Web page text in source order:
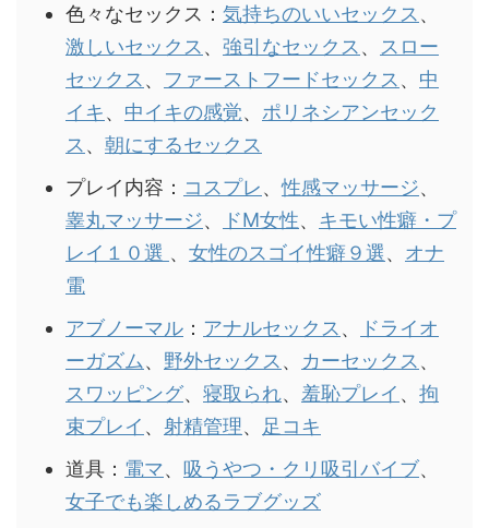
色々なセックス： 気持ちのいいセックス 、
激しいセックス 、 強引なセックス 、
スロー
セックス 、 ファーストフードセックス 、 中
イキ、 中イキの感覚、 ポリネシアンセック
ス 、 朝にするセックス
プレイ内容： コスプレ、性感マッサージ、
睾丸マッサージ、 ドM女性、 キモい性癖・プ
レイ１０選 、 女性のスゴイ性癖９選、 オナ
電
アブノーマル ： アナルセックス 、
ドライオ
ーガズム、 野外セックス 、 カーセックス 、
スワッピング、 寝取られ、 羞恥プレイ 、 拘
束プレイ 、 射精管理、 足コキ
道具： 電マ、 吸うやつ・クリ吸引バイブ、
女子でも楽しめるラブグッズ